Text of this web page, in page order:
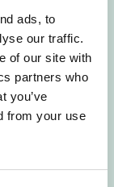
ads, to
our traffic.
of our site with
partners who
you’ve
from your use